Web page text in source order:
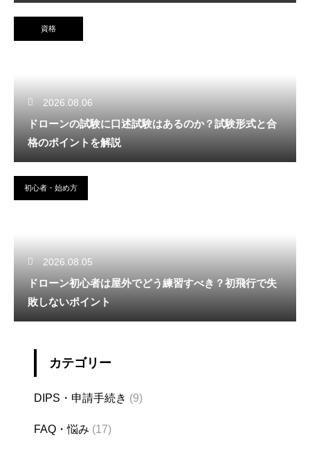
資格
2026.08.06
ドローンの試験に口述試験はあるのか？試験形式と合
格のポイントを解説
初心者・始め方
2026.08.05
ドローン初心者は屋外でどう練習すべき？初飛行で失
敗しないポイント
カテゴリー
DIPS・申請手続き (9)
FAQ・悩み (17)